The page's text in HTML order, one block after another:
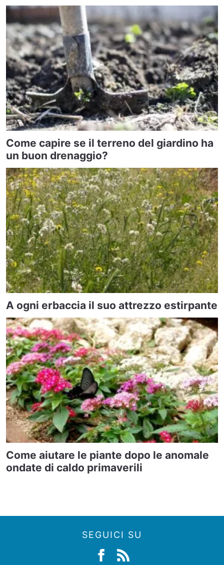
Come capire se il terreno del giardino ha
un buon drenaggio?
A ogni erbaccia il suo attrezzo estirpante
Come aiutare le piante dopo le anomale
ondate di caldo primaverili
SEGUICI SU